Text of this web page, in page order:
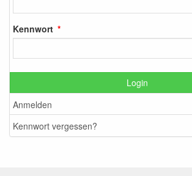
Kennwort
Login
Anmelden
Kennwort vergessen?